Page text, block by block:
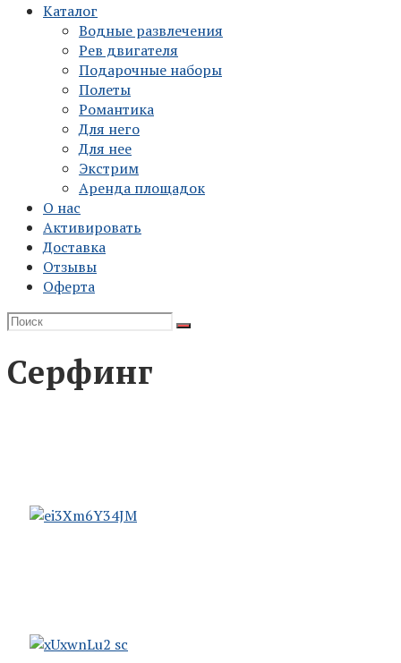
Каталог
Водные развлечения
Рев двигателя
Подарочные наборы
Полеты
Романтика
Для него
Для нее
Экстрим
Аренда площадок
О нас
Активировать
Доставка
Отзывы
Оферта
Серфинг